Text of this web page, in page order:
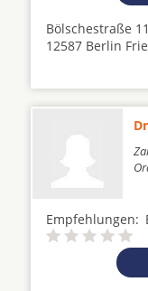
Bölschestraße
12587 Berlin
Empfehlungen: